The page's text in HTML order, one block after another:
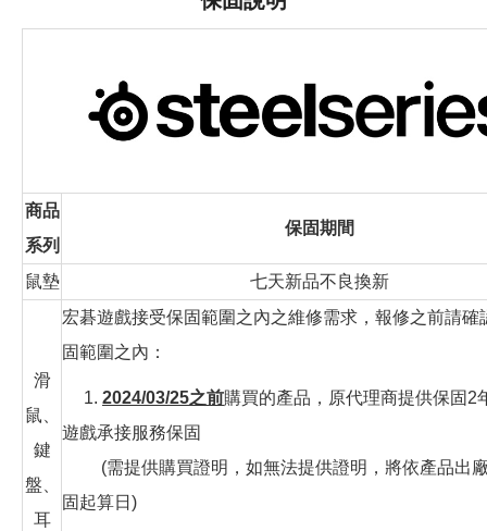
商品
系列
保固期間
鼠墊 七天新品不良換新
滑
鼠、
鍵
盤、
耳
宏碁遊戲接受保固範圍之內之維修需求，報修之前請確
固範圍之內：
1. 2024/03/25之前購買的產品，原代理商提供保固2
遊戲承接服務保固
(需提供購買證明，如無法提供證明，將依產品出
固起算日)